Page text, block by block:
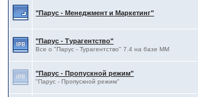
"Парус - Менеджмент и Маркетинг"
"Парус - Турагентство"
Все о "Парус - Турагентство" 7.4 на базе ММ
"Парус - Пропускной режим"
"Парус - Пропускной режим"